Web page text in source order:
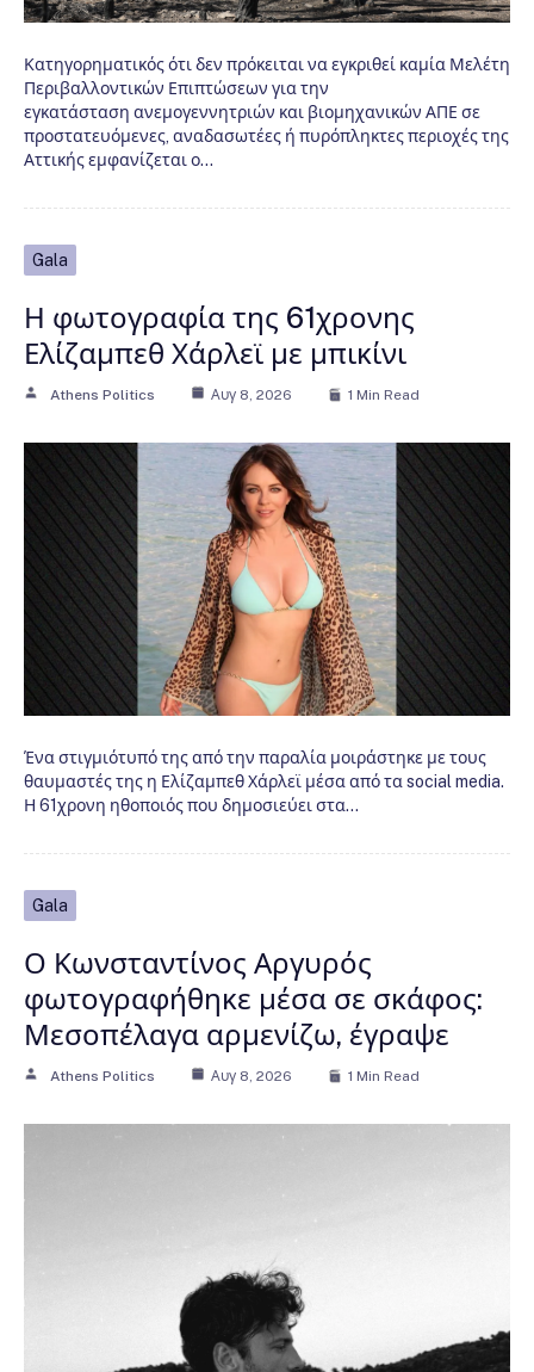
Κατηγορηματικός ότι δεν πρόκειται να εγκριθεί καμία Μελέτη
Περιβαλλοντικών Επιπτώσεων για την
εγκατάσταση ανεμογεννητριών και βιομηχανικών ΑΠΕ σε
προστατευόμενες, αναδασωτέες ή πυρόπληκτες περιοχές της
Αττικής εμφανίζεται ο…
Gala
Η φωτογραφία της 61χρονης
Ελίζαμπεθ Χάρλεϊ με μπικίνι
Athens Politics Αυγ 8, 2026 1 Min Read
Ένα στιγμιότυπό της από την παραλία μοιράστηκε με τους
θαυμαστές της η Ελίζαμπεθ Χάρλεϊ μέσα από τα social media.
Η 61χρονη ηθοποιός που δημοσιεύει στα…
Gala
Ο Κωνσταντίνος Αργυρός
φωτογραφήθηκε μέσα σε σκάφος:
Μεσοπέλαγα αρμενίζω, έγραψε
Athens Politics Αυγ 8, 2026 1 Min Read